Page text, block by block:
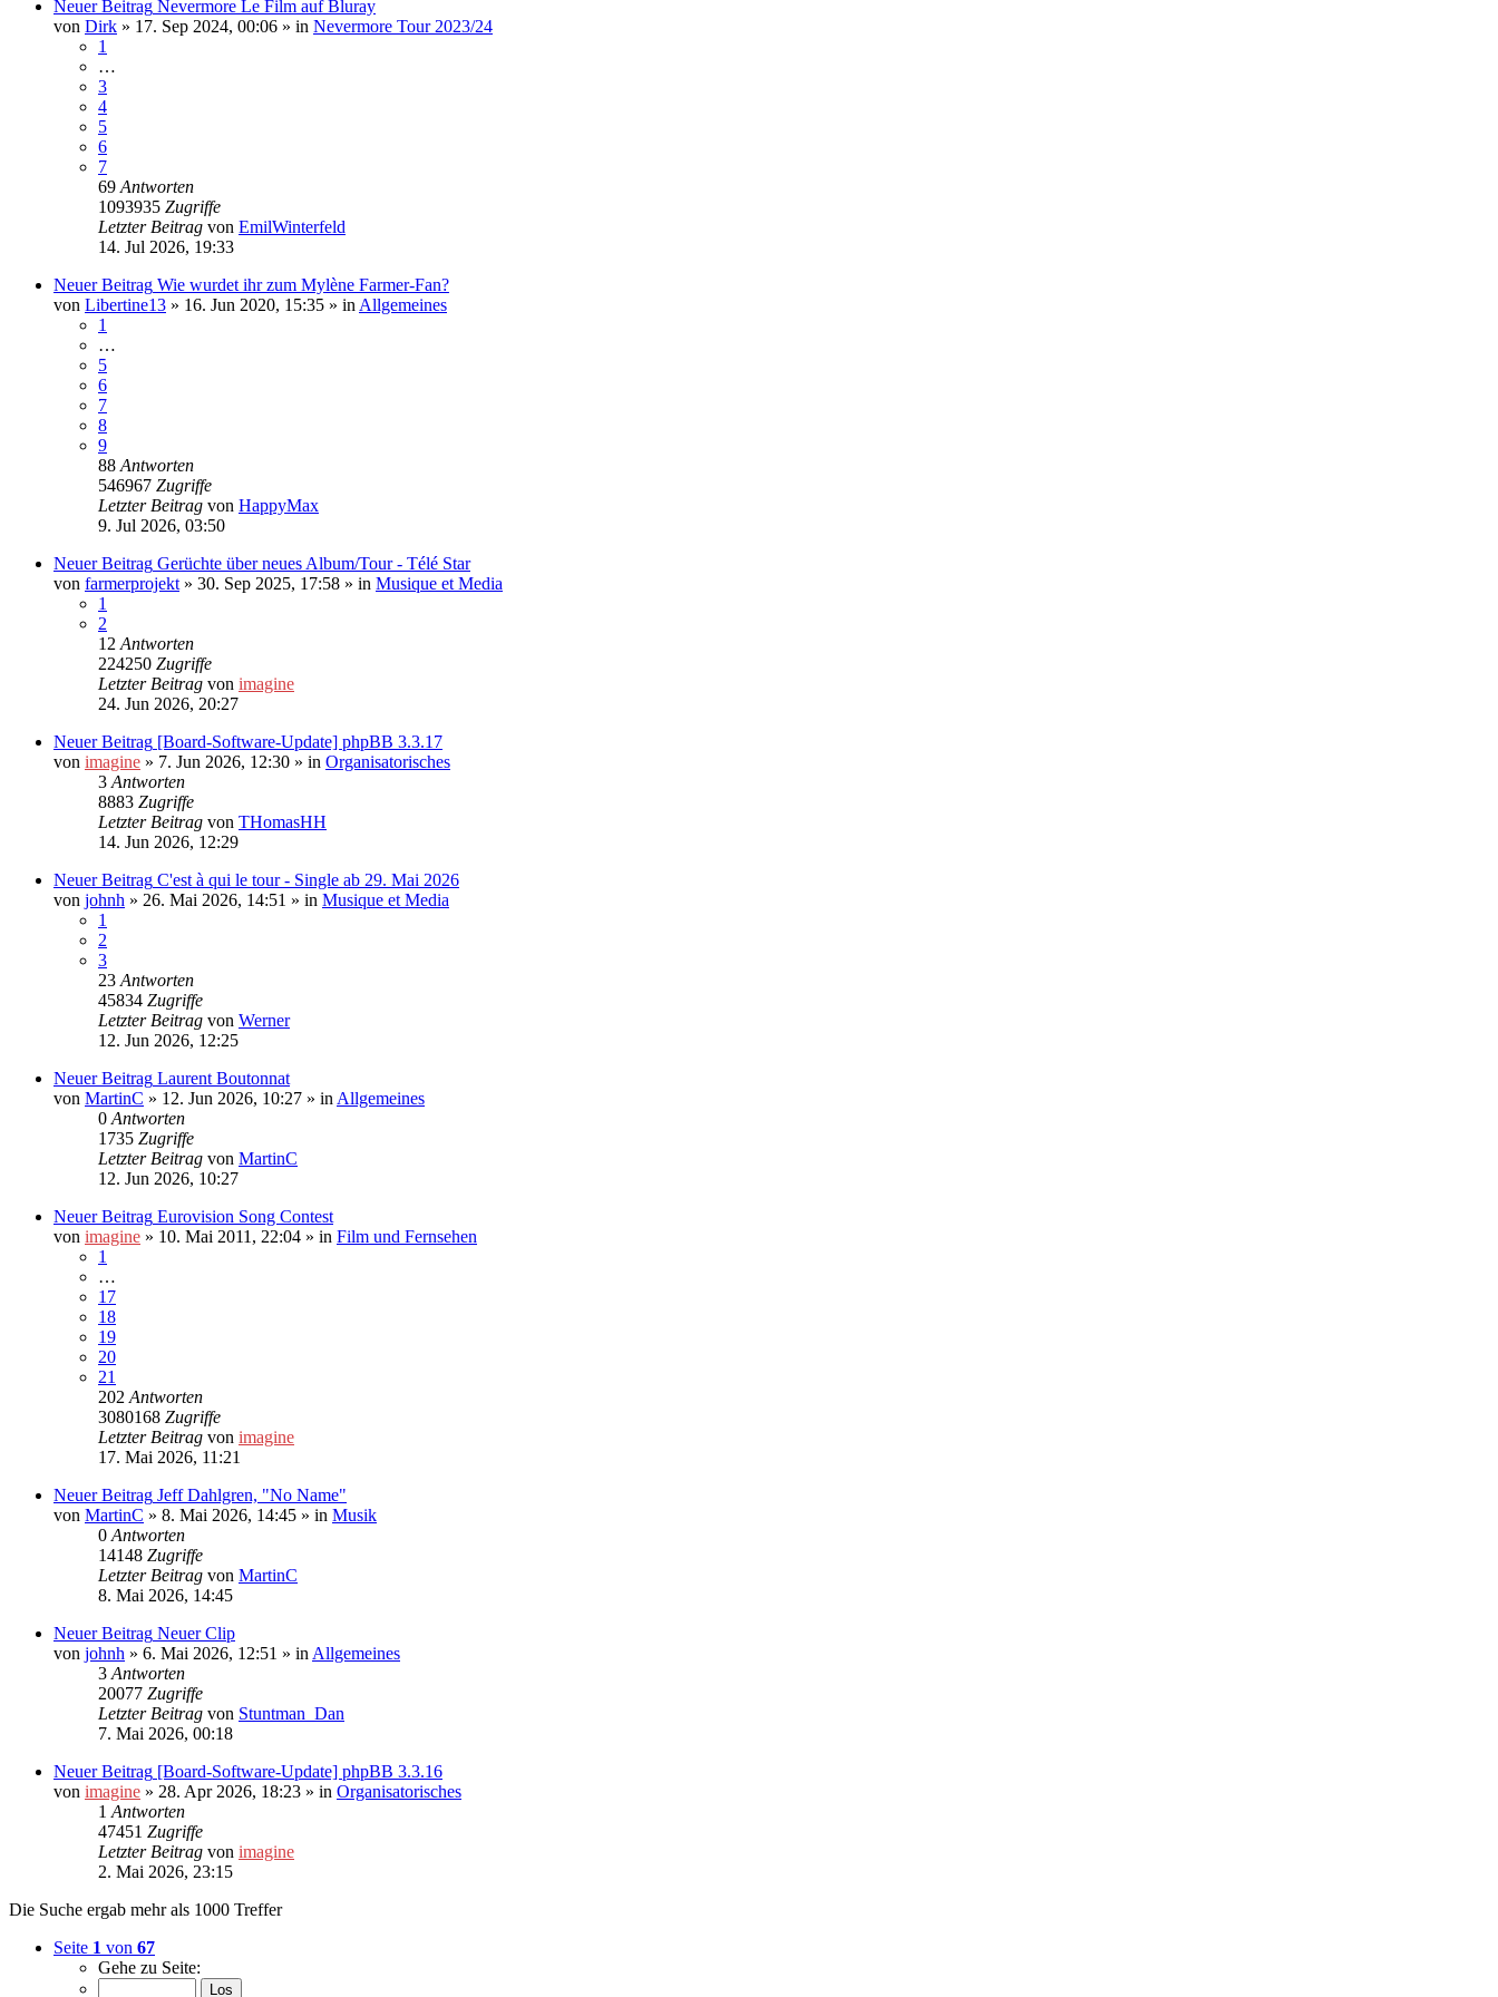
Neuer Beitrag Nevermore Le Film auf Bluray
von Dirk » 17. Sep 2024, 00:06 » in Nevermore Tour 2023/24
1
…
3
4
5
6
7
69 Antworten
1093935 Zugriffe
Letzter Beitrag von EmilWinterfeld
14. Jul 2026, 19:33
Neuer Beitrag Wie wurdet ihr zum Mylène Farmer-Fan?
von Libertine13 » 16. Jun 2020, 15:35 » in Allgemeines
1
…
5
6
7
8
9
88 Antworten
546967 Zugriffe
Letzter Beitrag von HappyMax
9. Jul 2026, 03:50
Neuer Beitrag Gerüchte über neues Album/Tour - Télé Star
von farmerprojekt » 30. Sep 2025, 17:58 » in Musique et Media
1
2
12 Antworten
224250 Zugriffe
Letzter Beitrag von imagine
24. Jun 2026, 20:27
Neuer Beitrag [Board-Software-Update] phpBB 3.3.17
von imagine » 7. Jun 2026, 12:30 » in Organisatorisches
3 Antworten
8883 Zugriffe
Letzter Beitrag von THomasHH
14. Jun 2026, 12:29
Neuer Beitrag C'est à qui le tour - Single ab 29. Mai 2026
von johnh » 26. Mai 2026, 14:51 » in Musique et Media
1
2
3
23 Antworten
45834 Zugriffe
Letzter Beitrag von Werner
12. Jun 2026, 12:25
Neuer Beitrag Laurent Boutonnat
von MartinC » 12. Jun 2026, 10:27 » in Allgemeines
0 Antworten
1735 Zugriffe
Letzter Beitrag von MartinC
12. Jun 2026, 10:27
Neuer Beitrag Eurovision Song Contest
von imagine » 10. Mai 2011, 22:04 » in Film und Fernsehen
1
…
17
18
19
20
21
202 Antworten
3080168 Zugriffe
Letzter Beitrag von imagine
17. Mai 2026, 11:21
Neuer Beitrag Jeff Dahlgren, "No Name"
von MartinC » 8. Mai 2026, 14:45 » in Musik
0 Antworten
14148 Zugriffe
Letzter Beitrag von MartinC
8. Mai 2026, 14:45
Neuer Beitrag Neuer Clip
von johnh » 6. Mai 2026, 12:51 » in Allgemeines
3 Antworten
20077 Zugriffe
Letzter Beitrag von Stuntman_Dan
7. Mai 2026, 00:18
Neuer Beitrag [Board-Software-Update] phpBB 3.3.16
von imagine » 28. Apr 2026, 18:23 » in Organisatorisches
1 Antworten
47451 Zugriffe
Letzter Beitrag von imagine
2. Mai 2026, 23:15
Die Suche ergab mehr als 1000 Treffer
Seite 1 von 67
Gehe zu Seite: